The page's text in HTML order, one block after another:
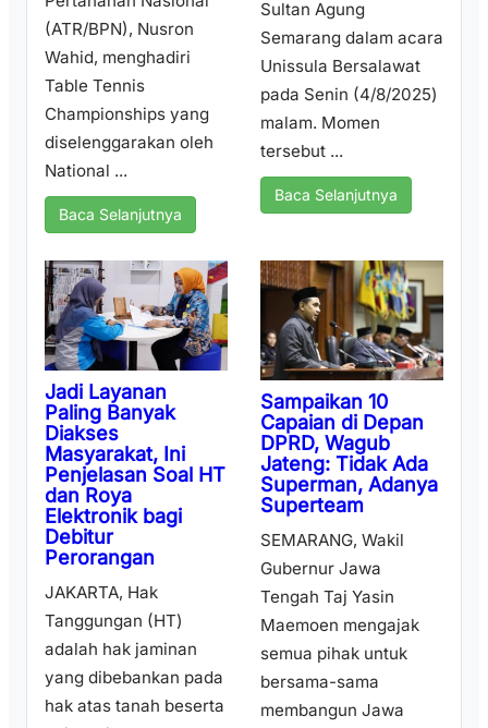
(ATR/BPN), Nusron
Wahid, menghadiri
Table Tennis
Championships yang
diselenggarakan oleh
National ...
Baca Selanjutnya
Sultan Agung
Semarang dalam acara
Unissula Bersalawat
pada Senin (4/8/2025)
malam. Momen
tersebut ...
Baca Selanjutnya
Jadi Layanan
Paling Banyak
Diakses
Masyarakat, Ini
Penjelasan Soal HT
dan Roya
Elektronik bagi
Debitur
Perorangan
JAKARTA, Hak
Tanggungan (HT)
adalah hak jaminan
yang dibebankan pada
hak atas tanah beserta
Sampaikan 10
Capaian di Depan
DPRD, Wagub
Jateng: Tidak Ada
Superman, Adanya
Superteam
SEMARANG, Wakil
Gubernur Jawa
Tengah Taj Yasin
Maemoen mengajak
semua pihak untuk
bersama-sama
membangun Jawa